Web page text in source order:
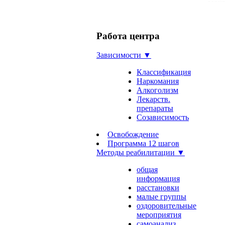
Работа центра
Зависимости ▼
Классификация
Наркомания
Алкоголизм
Лекарств.
препараты
Созависимость
Освобождение
Программа 12 шагов
Методы реабилитации ▼
общая
информация
расстановки
малые группы
оздоровительные
мероприятия